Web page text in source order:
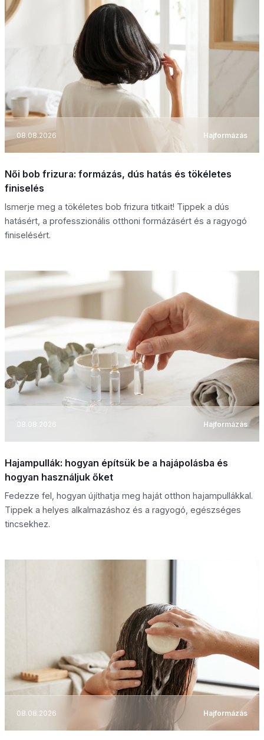
08.08.2026 Hajformázás
Női bob frizura: formázás, dús hatás és tökéletes
finiselés
Ismerje meg a tökéletes bob frizura titkait! Tippek a dús
hatásért, a professzionális otthoni formázásért és a ragyogó
finiselésért.
08.08.2026 Hajformázás
Hajampullák: hogyan építsük be a hajápolásba és
hogyan használjuk őket
Fedezze fel, hogyan újíthatja meg haját otthon hajampullákkal.
Tippek a helyes alkalmazáshoz és a ragyogó, egészséges
tincsekhez.
08.08.2026 Hajformázás